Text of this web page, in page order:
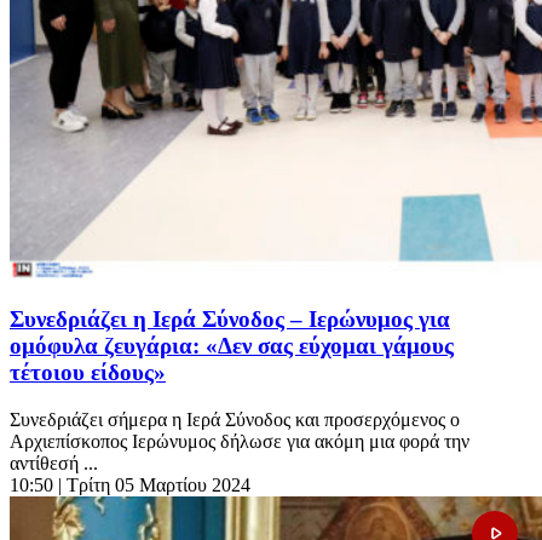
Συνεδριάζει η Ιερά Σύνοδος – Ιερώνυμος για
ομόφυλα ζευγάρια: «Δεν σας εύχομαι γάμους
τέτοιου είδους»
Συνεδριάζει σήμερα η Ιερά Σύνοδος και προσερχόμενος ο
Αρχιεπίσκοπος Ιερώνυμος δήλωσε για ακόμη μια φορά την
αντίθεσή ...
10:50 | Τρίτη 05 Μαρτίου 2024